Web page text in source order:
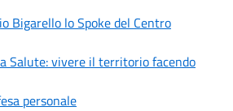
Bigarello lo Spoke del Centro
Salute: vivere il territorio facendo
personale